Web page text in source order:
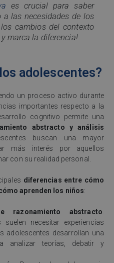
es crucial para saber
las necesidades de los
cambios del contexto
marca la diferencia!
adolescentes?
un proceso activo durante
importantes respecto a la
cognitivo permite una
abstracto y análisis
buscan una mayor
más interés por aquellos
con su realidad personal.
diferencias entre cómo
aprenden los niños:
razonamiento abstracto.
necesitar experiencias
adolescentes desarrollan una
analizar teorías, debatir y